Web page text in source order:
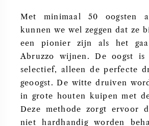
Met minimaal 50 oogsten
kunnen we wel zeggen dat ze
een pionier zijn als het
Abruzzo wijnen. De oogst is
selectief, alleen de perfecte
geoogst. De witte druiven
in grote houten kuipen met
Deze methode zorgt ervoor
niet hardhandig worden